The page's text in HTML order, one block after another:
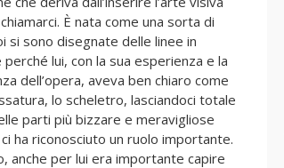
È nata come una sorta di
si sono disegnate delle linee in
lui, con la sua esperienza e la
dell’opera, aveva ben chiaro come
lo scheletro, lasciandoci totale
parti più bizzare e meravigliose
ha riconosciuto un ruolo importante.
anche per lui era importante capire